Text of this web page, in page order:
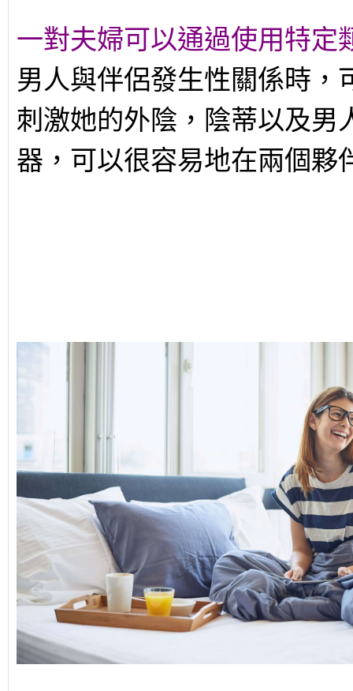
一對夫婦可以通過使用特定
男人與伴侶發生性關係時，
刺激她的外陰，陰蒂以及男
器，可以很容易地在兩個夥